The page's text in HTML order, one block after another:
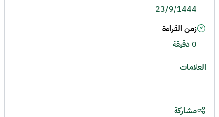
23/9/1444
زمن القراءة
0 دقيقة
العلامات
مشاركة